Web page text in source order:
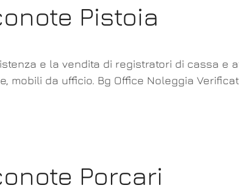
Pistoia
e la vendita di registratori di cassa
da ufficio. Bg Office Noleggia
Porcari